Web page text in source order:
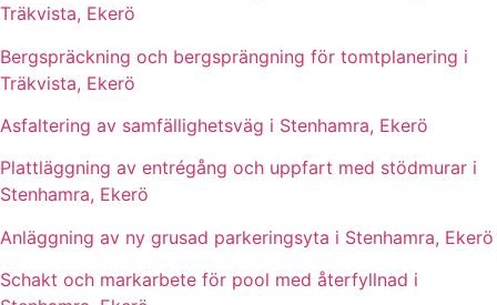
Träkvista, Ekerö
Bergspräckning och bergsprängning för tomtplanering i
Träkvista, Ekerö
Asfaltering av samfällighetsväg i Stenhamra, Ekerö
Plattläggning av entrégång och uppfart med stödmurar i
Stenhamra, Ekerö
Anläggning av ny grusad parkeringsyta i Stenhamra, Ekerö
Schakt och markarbete för pool med återfyllnad i